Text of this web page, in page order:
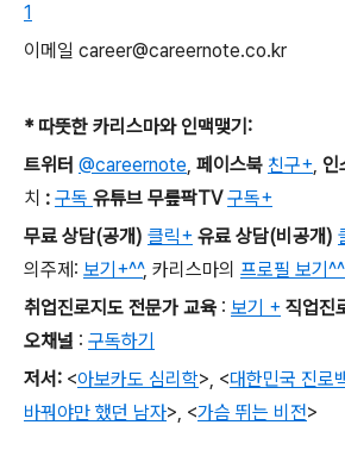
1
이메일 career@careernote.co.kr
* 따뜻한 카리스마와 인맥맺기 :
트위터 @careernote, 페이스북 친구+, 인
치 : 구독 유튜브 무릎팍TV 구독+
무료 상담(공개) 클릭+ 유료 상담(비공개)
의주제 : 보기+^^, 카리스마의 프로필 보기
취업진로지도 전문가 교육 : 보기 + 직업진
오채널 : 구독하기
저서 : <아보카도 심리학>, <대한민국 진로
바꿔야만 했던 남자>, <가슴 뛰는 비전>